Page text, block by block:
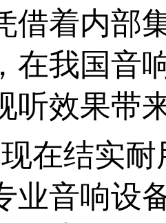
借着内部
在我国音
听效果带
在结实
业音响设